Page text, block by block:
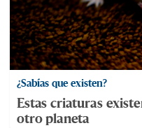
¿Sabías que existen?
Estas criaturas
otro planeta